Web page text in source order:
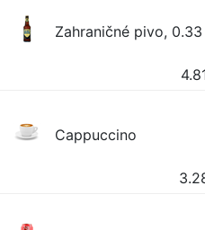
Zahraničné pivo,
Cappuccino